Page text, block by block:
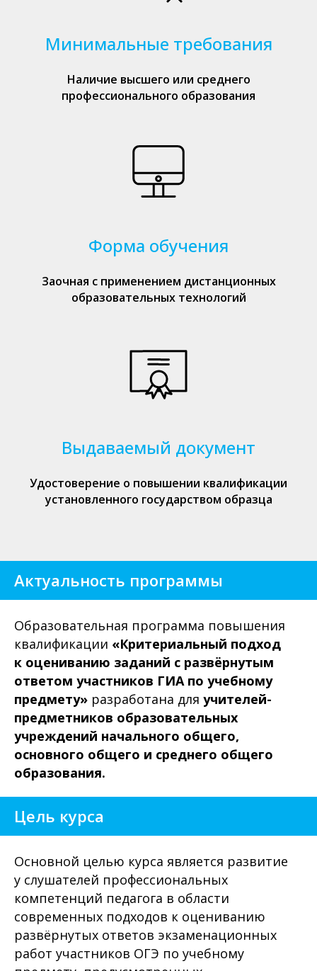
Минимальные требования
Наличие высшего или среднего
профессионального образования
Форма обучения
Заочная с применением дистанционных
образовательных технологий
Выдаваемый документ
Удостоверение о повышении квалификации
установленного государством образца
Актуальность программы
Образовательная программа повышения
квалификации «Критериальный подход
к оцениванию заданий с развёрнутым
ответом участников ГИА по учебному
предмету» разработана для учителей-
предметников образовательных
учреждений начального общего,
основного общего и среднего общего
образования.
Цель курса
Основной целью курса является развитие
у слушателей профессиональных
компетенций педагога в области
современных подходов к оцениванию
развёрнутых ответов экзаменационных
работ участников ОГЭ по учебному